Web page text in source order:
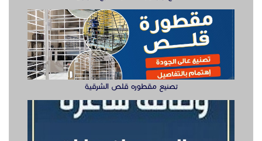
وظيفة دهان سيارت للعمل في الخبر